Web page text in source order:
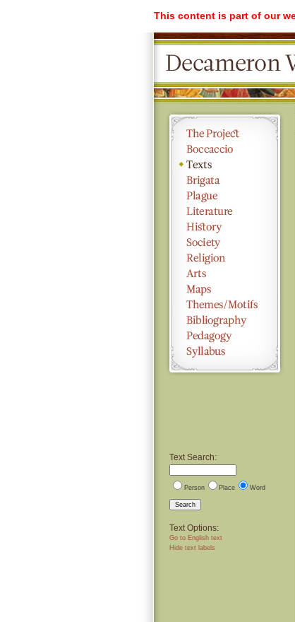
This content is part of our
Text Search:
Person Place Word
Search
Text Options:
Go to English text
Hide text labels